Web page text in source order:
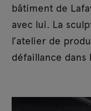
bâtiment de
avec lui. La
l’atelier de
défaillance